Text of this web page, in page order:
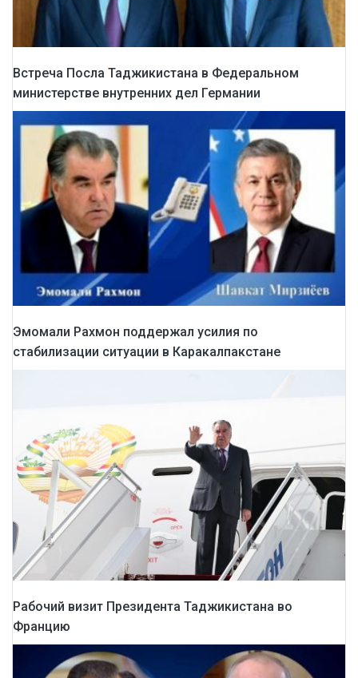
Встреча Посла Таджикистана в Федеральном
министерстве внутренних дел Германии
Эмомали Рахмон поддержал усилия по
стабилизации ситуации в Каракалпакстане
Рабочий визит Президента Таджикистана во
Францию